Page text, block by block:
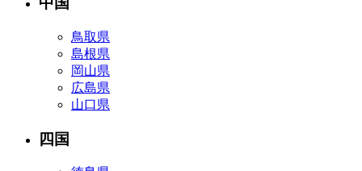
鳥取県
島根県
岡山県
広島県
山口県
四国